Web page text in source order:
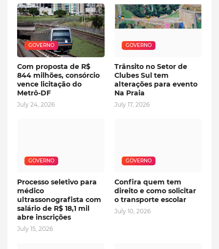
GOVERNO
Com proposta de R$
844 milhões, consórcio
vence licitação do
Metrô-DF
July 24, 2026
GOVERNO
Trânsito no Setor de
Clubes Sul tem
alterações para evento
Na Praia
July 17, 2026
GOVERNO
Processo seletivo para
médico
ultrassonografista com
salário de R$ 18,1 mil
abre inscrições
July 15, 2026
GOVERNO
Confira quem tem
direito e como solicitar
o transporte escolar
July 10, 2026